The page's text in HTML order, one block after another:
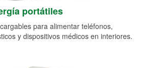
portátiles
para alimentar teléfonos,
y dispositivos médicos en interiores.